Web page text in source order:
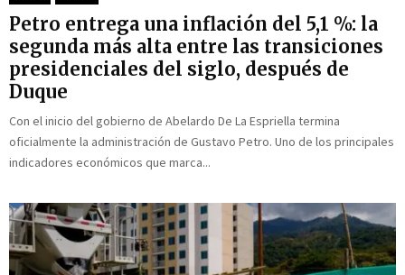
Petro entrega una inflación del 5,1 %: la
segunda más alta entre las transiciones
presidenciales del siglo, después de
Duque
Con el inicio del gobierno de Abelardo De La Espriella termina
oficialmente la administración de Gustavo Petro. Uno de los principales
indicadores económicos que marca...